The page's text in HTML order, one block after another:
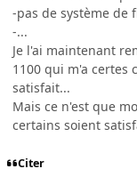
-pas de système de
-...
Je l'ai maintenant
1100 qui m'a certes
satisfait...
Mais ce n'est que
certains soient
Citer